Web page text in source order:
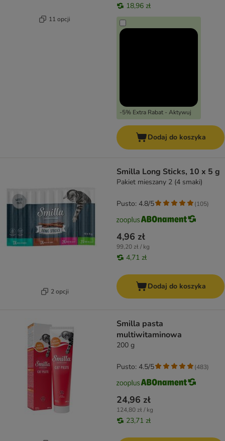
11 opcji
18,96 zł
-5% Extra Rabat - Aktywuj
Dodaj do koszyka
2 opcji
Smilla Long Sticks, 10 x 5 g
Pakiet mieszany 2 (4 smaki)
4,96 zł
99,20 zł / kg
4,71 zł
Pusto: 4.8/5 (105)
Dodaj do koszyka
Smilla pasta
multiwitaminowa
200 g
24,96 zł
124,80 zł / kg
23,71 zł
Pusto: 4.5/5 (483)